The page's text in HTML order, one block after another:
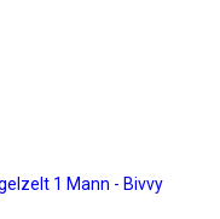
1 Mann - Bivvy